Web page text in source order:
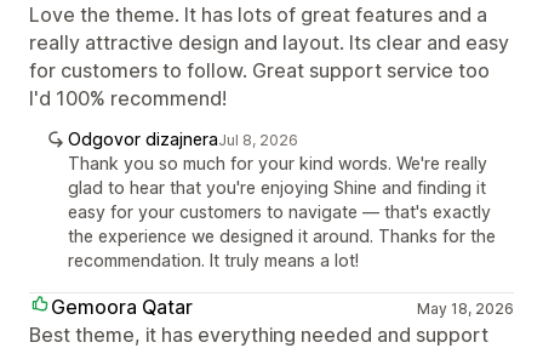
Love the theme. It has lots of great features and a
really attractive design and layout. Its clear and easy
for customers to follow. Great support service too
I'd 100% recommend!
Odgovor dizajneraJul 8, 2026
Thank you so much for your kind words. We're really
glad to hear that you're enjoying Shine and finding it
easy for your customers to navigate — that's exactly
the experience we designed it around. Thanks for the
recommendation. It truly means a lot!
Gemoora Qatar May 18, 2026
Best theme, it has everything needed and support